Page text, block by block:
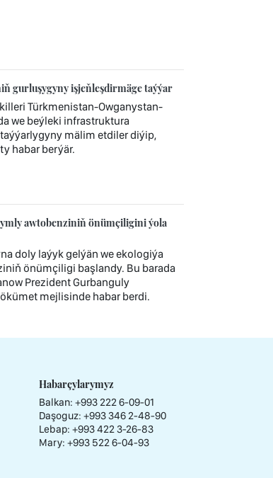
gurluşygyny işjeňleşdirmäge taýýar
Türkmenistan-Owganystan-
we beýleki infrastruktura
mälim etdiler diýip,
habar berýär.
awtobenziniň önümçiligini ýola
doly laýyk gelýän we ekologiýa
önümçiligi başlandy. Bu barada
Prezident Gurbanguly
mejlisinde habar berdi.
Habarçylarymyz
Balkan: +993 222 6-09-01
Daşoguz: +993 346 2-48-90
Lebap: +993 422 3-26-83
Mary: +993 522 6-04-93